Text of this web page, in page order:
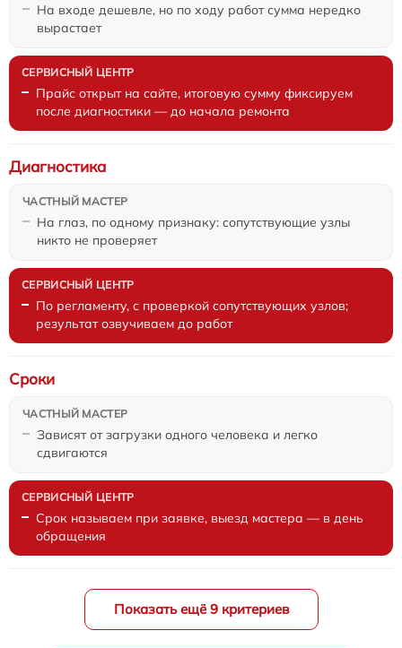
На входе дешевле, но по ходу работ сумма нередко
вырастает
Прайс открыт на сайте, итоговую сумму фиксируем
после диагностики — до начала ремонта
На глаз, по одному признаку: сопутствующие узлы
никто не проверяет
Диагностика
По регламенту, с проверкой сопутствующих узлов;
результат озвучиваем до работ
Зависят от загрузки одного человека и легко
сдвигаются
Сроки
Срок называем при заявке, выезд мастера — в день
обращения
Показать ещё 9 критериев